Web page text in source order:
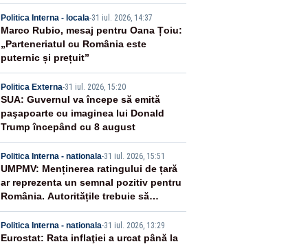
Politica Interna - locala-31 iul. 2026, 14:37
Marco Rubio, mesaj pentru Oana Țoiu:
„Parteneriatul cu România este
puternic și prețuit”
Politica Externa-31 iul. 2026, 15:20
SUA: Guvernul va începe să emită
paşapoarte cu imaginea lui Donald
Trump începând cu 8 august
Politica Interna - nationala-31 iul. 2026, 15:51
UMPMV: Menținerea ratingului de țară
ar reprezenta un semnal pozitiv pentru
România. Autoritățile trebuie să
continue consolidarea stabilității
economice și financiare
Politica Interna - nationala-31 iul. 2026, 13:29
Eurostat: Rata inflaţiei a urcat până la